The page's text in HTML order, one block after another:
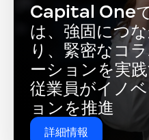
Capital One
は、強固につ
り、緊密なコ
ーションを実
従業員がイノ
ョンを推進
詳細情報